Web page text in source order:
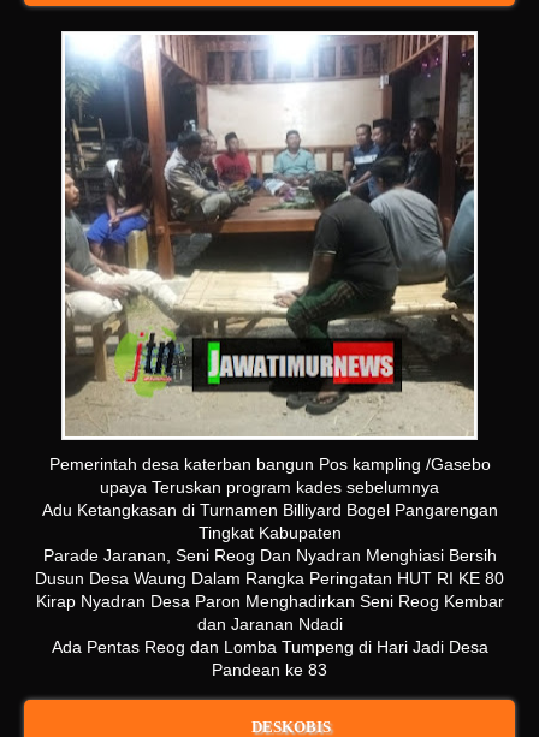
Pemerintah desa katerban bangun Pos kampling /Gasebo
upaya Teruskan program kades sebelumnya
Adu Ketangkasan di Turnamen Billiyard Bogel Pangarengan
Tingkat Kabupaten
Parade Jaranan, Seni Reog Dan Nyadran Menghiasi Bersih
Dusun Desa Waung Dalam Rangka Peringatan HUT RI KE 80
Kirap Nyadran Desa Paron Menghadirkan Seni Reog Kembar
dan Jaranan Ndadi
Ada Pentas Reog dan Lomba Tumpeng di Hari Jadi Desa
Pandean ke 83
DESKOBIS